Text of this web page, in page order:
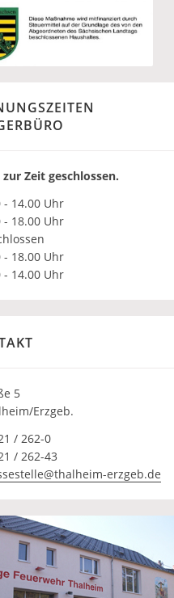
Zeit geschlossen.
- 14.00 Uhr
- 18.00 Uhr
- 18.00 Uhr
- 14.00 Uhr
5
Erzgeb.
/ 262-0
/ 262-43
erzgeb.de